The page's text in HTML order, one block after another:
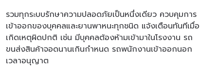
รวมทุกระบบรักษาความปลอดภัยเป็นหนึ่งเดียว ควบคุมการ
เข้าออกของบุคคลและยานพาหนะทุกชนิด แจ้งเตือนทันทีเมื่อ
เกิดเหตุผิดปกติ เช่น มีบุคคลต้องห้ามเข้ามาในโรงงาน รถ
ขนส่งสินค้าจอดนานเกินกำหนด รถพนักงานเข้าออกนอก
เวลาอนุญาต